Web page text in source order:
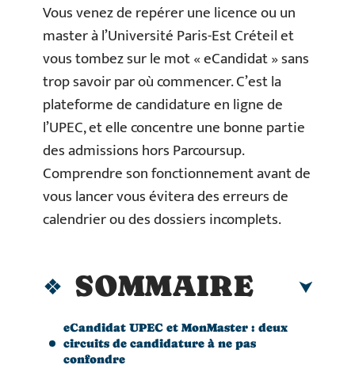
Vous venez de repérer une licence ou un
master à l’Université Paris-Est Créteil et
vous tombez sur le mot « eCandidat » sans
trop savoir par où commencer. C’est la
plateforme de candidature en ligne de
l’UPEC, et elle concentre une bonne partie
des admissions hors Parcoursup.
Comprendre son fonctionnement avant de
vous lancer vous évitera des erreurs de
calendrier ou des dossiers incomplets.
SOMMAIRE
eCandidat UPEC et MonMaster : deux
circuits de candidature à ne pas
confondre